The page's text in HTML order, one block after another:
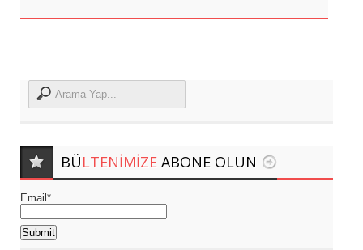
BÜLTENIMIZE ABONE OLUN
Email*